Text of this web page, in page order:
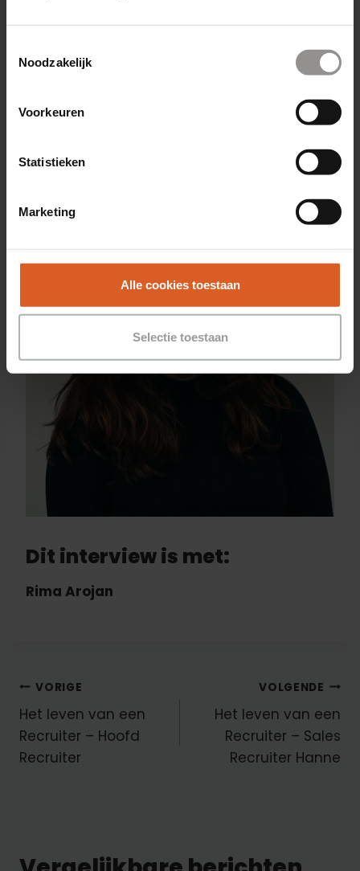
Noodzakelijk
Voorkeuren
Statistieken
Marketing
Alle cookies toestaan
Selectie toestaan
Wil jij ook recruiter worden bij Fonky?
en
Dit interview is met:
Rima Arojan
Bericht
navigatie
VORIGE
Het leven van een
Recruiter – Hoofd
Recruiter
VOLGENDE
Het leven van een
Recruiter – Sales
Recruiter Hanne